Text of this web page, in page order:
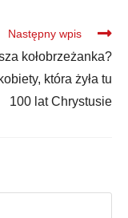
Następny wpis
kołobrzeżanka?
która żyła tu
100 lat Chrystusie